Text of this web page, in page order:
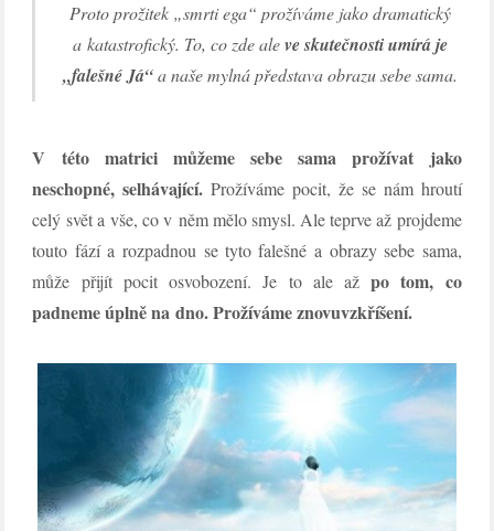
Proto prožitek „smrti ega“ prožíváme jako dramatický
a katastrofický. To, co zde aleve skutečnosti umírá je
„falešné Já“a naše mylná představa obrazu sebe sama.
V této matrici můžeme sebe sama prožívat jako
neschopné, selhávající.Prožíváme pocit, že se nám hroutí
celý svět a vše, co v něm mělo smysl. Ale teprve až projdeme
touto fází a rozpadnou se tyto falešné a obrazy sebe sama,
může přijít pocit osvobození. Je to ale ažpo tom, co
padneme úplně na dno. Prožíváme znovuvzkříšení.